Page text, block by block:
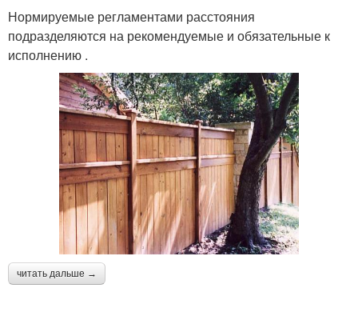
Нормируемые регламентами расстояния
подразделяются на рекомендуемые и обязательные к
исполнению .
читать дальше →